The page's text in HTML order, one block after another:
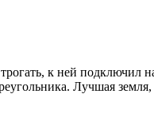
к ней
Лучшая